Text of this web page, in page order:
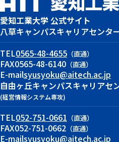
愛知工業大学 公式サイト
八草キャンパスキャリアセンタ
TEL0565-48-4655 （直通）
FAX0565-48-6140 （直通）
E-mailsyusyoku@aitech.ac.jp
自由ヶ丘キャンパスキャリアセ
(経営情報システム専攻)
TEL052-751-0661 （直通）
FAX052-751-0662 （直通）
E-mailsyusyoku@aitech.ac.jp